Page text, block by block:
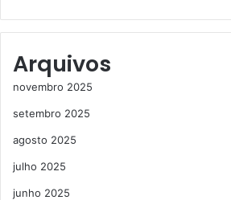
Arquivos
novembro 2025
setembro 2025
agosto 2025
julho 2025
junho 2025